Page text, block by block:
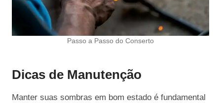
Passo a Passo do Conserto
Dicas de Manutenção
Manter suas sombras em bom estado é fundamental